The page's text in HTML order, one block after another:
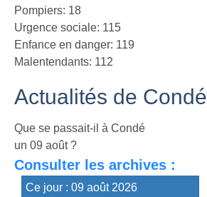
Pompiers: 18
Urgence sociale: 115
Enfance en danger: 119
Malentendants: 112
Actualités de Condé
Que se passait-il à Condé
un 09 août ?
Consulter les archives :